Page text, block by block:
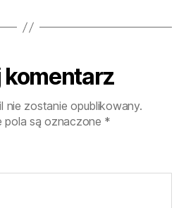
komentarz
nie zostanie opublikowany.
pola są oznaczone *